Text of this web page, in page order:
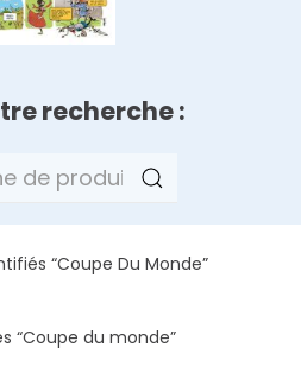
recherche :
“Coupe Du Monde”
“Coupe du monde”